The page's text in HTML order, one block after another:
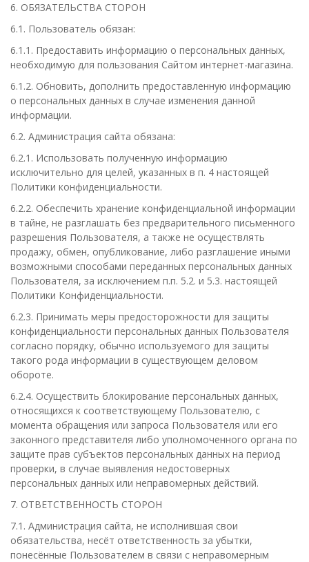
6. ОБЯЗАТЕЛЬСТВА СТОРОН
6.1. Пользователь обязан:
6.1.1. Предоставить информацию о персональных данных,
необходимую для пользования Сайтом интернет-магазина.
6.1.2. Обновить, дополнить предоставленную информацию
о персональных данных в случае изменения данной
информации.
6.2. Администрация сайта обязана:
6.2.1. Использовать полученную информацию
исключительно для целей, указанных в п. 4 настоящей
Политики конфиденциальности.
6.2.2. Обеспечить хранение конфиденциальной информации
в тайне, не разглашать без предварительного письменного
разрешения Пользователя, а также не осуществлять
продажу, обмен, опубликование, либо разглашение иными
возможными способами переданных персональных данных
Пользователя, за исключением п.п. 5.2. и 5.3. настоящей
Политики Конфиденциальности.
6.2.3. Принимать меры предосторожности для защиты
конфиденциальности персональных данных Пользователя
согласно порядку, обычно используемого для защиты
такого рода информации в существующем деловом
обороте.
6.2.4. Осуществить блокирование персональных данных,
относящихся к соответствующему Пользователю, с
момента обращения или запроса Пользователя или его
законного представителя либо уполномоченного органа по
защите прав субъектов персональных данных на период
проверки, в случае выявления недостоверных
персональных данных или неправомерных действий.
7. ОТВЕТСТВЕННОСТЬ СТОРОН
7.1. Администрация сайта, не исполнившая свои
обязательства, несёт ответственность за убытки,
понесённые Пользователем в связи с неправомерным